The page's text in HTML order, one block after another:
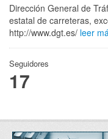
Dirección General de
estatal de carreteras,
http://www.dgt.es/ leer
Seguidores
17